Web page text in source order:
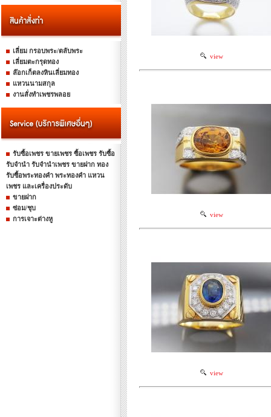
เลี่ยม กรอบพระ/ตลับพระ
เลี่ยมตะกรุดทอง
ล๊อกเก็ตลงหินเลี่ยมทอง
แหวนนามสกุล
งานสั่งทำเพชรพลอย
รับซื้อเพชร ขายเพชร ซื้อเพชร รับซื้อ
รับจำนำ รับจำนำเพชร ขายฝาก ทอง
รับซื้อพระทองคำ พระทองคำ แหวน
เพชร และเครื่องประดับ
ขายฝาก
ซ่อม/ชุบ
การเจาะต่างหู
view
view
view